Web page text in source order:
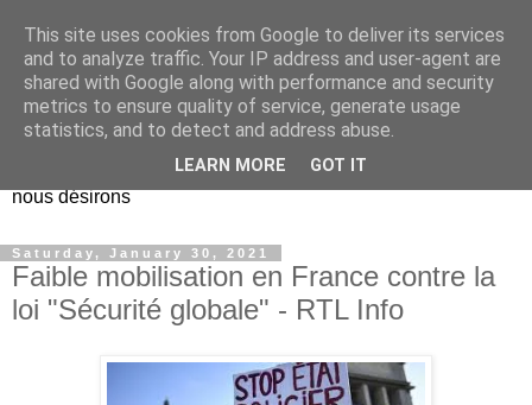
EL Etos UT
Dieu Créateur, considérez que nous ne nous entendons pas
nous-même et que nous ne savons pas ce que nous
voulons, et que nous nous éloignons infiniment de ce que
nous désirons
Saturday, January 30, 2021
Faible mobilisation en France contre la
loi "Sécurité globale" - RTL Info
This site uses cookies from Google to deliver its services
and to analyze traffic. Your IP address and user-agent are
shared with Google along with performance and security
metrics to ensure quality of service, generate usage
statistics, and to detect and address abuse.
LEARN MORE GOT IT